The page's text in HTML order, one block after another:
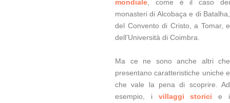
mondiale , come è il caso dei
monasteri di Alcobaça e di Batalha,
del Convento di Cristo, a Tomar, e
dell’Università di Coimbra.
Ma ce ne sono anche altri che
presentano caratteristiche uniche e
che vale la pena di scoprire. Ad
esempio, i villaggi storici e i